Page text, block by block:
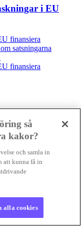
i EU
finansiera
satsningarna
finansiera
så
kakor?
och samla in
att kunna få in
alla cookies